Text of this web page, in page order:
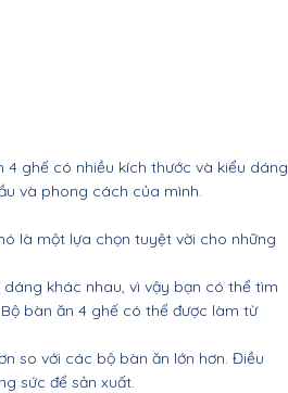
ghế có nhiều kích thước và kiểu dáng
và phong cách của mình.
là một lựa chọn tuyệt vời cho những
khác nhau, vì vậy bạn có thể tìm
bàn ăn 4 ghế có thể được làm từ
so với các bộ bàn ăn lớn hơn. Điều
sức để sản xuất.